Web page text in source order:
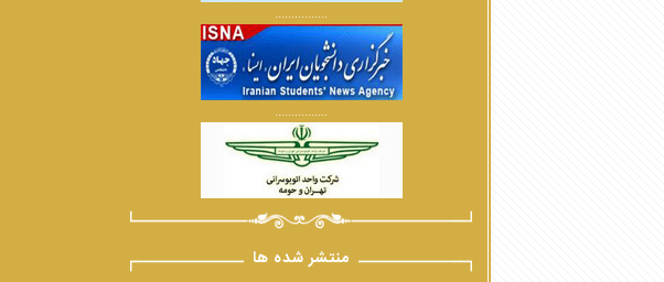
................
................
منتشر شده ها